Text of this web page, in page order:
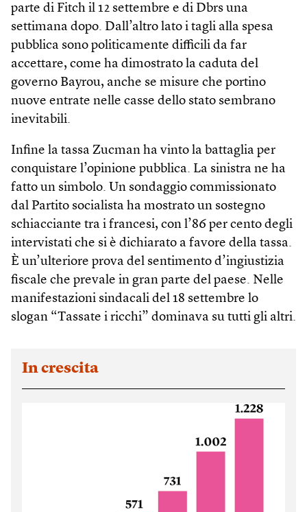
parte di Fitch il 12 settembre e di Dbrs una
settimana dopo. Dall’altro lato i tagli alla spesa
pubblica sono politicamente difficili da far
accettare, come ha dimostrato la caduta del
governo Bayrou, anche se misure che portino
nuove entrate nelle casse dello stato sembrano
inevitabili.
Infine la tassa Zucman ha vinto la battaglia per
conquistare l’opinione pubblica. La sinistra ne ha
fatto un simbolo. Un sondaggio commissionato
dal Partito socialista ha mostrato un sostegno
schiacciante tra i francesi, con l’86 per cento degli
intervistati che si è dichiarato a favore della tassa.
È un’ulteriore prova del sentimento d’ingiustizia
fiscale che prevale in gran parte del paese. Nelle
manifestazioni sindacali del 18 settembre lo
slogan “Tassate i ricchi” dominava su tutti gli altri.
In crescita